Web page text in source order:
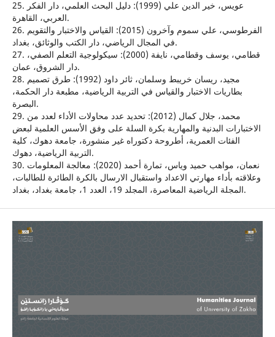
25. عويس، خير الدين علي (1999): دليل البحث العلمي، دار الفكر
العربي، القاهرة.
26. الفرطوسي، علي سموم وآخرون (2015): القياس والاختبار والتقويم
في المجال الرياضي، دار الكتب والوثائق، بغداد.
27. قطامي، يوسف وقطامي، نايفة (2000): سيكولوجية التعلم الصفي،
دار الشروق، عمان.
28. مجيد، ريسان خريبط وسلمان، ثائر داود (1992): طرق تصميم
بطاريات الاختبار والقياس في التربية الرياضية، مطبعة دار الحكمة،
البصرة.
29. محمد، جلال كمال (2012): تحديد عدد محاولات الأداء لعدد من
الاختبارات البدنية والمهارية بكرة السلة على وفق الأسس العلمية لبعض
الفئات العمرية، أطروحة دكتوراه غير منشورة، جامعة دهوك، كلية
التربية الرياضية، دهوك.
30. نعمان، مواهب حميد وياس، تمارة أحمد (2020): معالجة المعلومات
وعلاقته بأداء مهارتي الاعداد واستقبال الارسال بالكرة الطائرة للطالبات،
المجلة الرياضية المعاصرة، المجلد 19، العدد 1، جامعة بغداد، بغداد.